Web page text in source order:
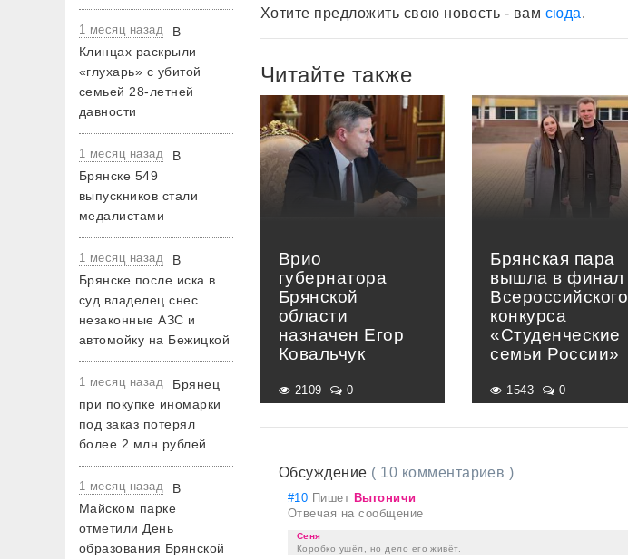
1 месяц назад
В
Клинцах раскрыли
«глухарь» с убитой
семьей 28-летней
давности
1 месяц назад
В
Брянске 549
выпускников стали
медалистами
1 месяц назад
В
Брянске после иска в
суд владелец снес
незаконные АЗС и
автомойку на Бежицкой
1 месяц назад
Брянец
при покупке иномарки
под заказ потерял
более 2 млн рублей
1 месяц назад
В
Майском парке
отметили День
образования Брянской
Хотите предложить свою новость - вам сюда.
Читайте также
Врио
губернатора
Брянской
области
назначен Егор
Ковальчук
2109 0
Брянская пара
вышла в финал
Всероссийского
конкурса
«Студенческие
семьи России»
1543 0
Обсуждение ( 10 комментариев )
#10 Пишет Выгоничи
Отвечая на сообщение
Сеня
Коробко ушёл, но дело его живёт.